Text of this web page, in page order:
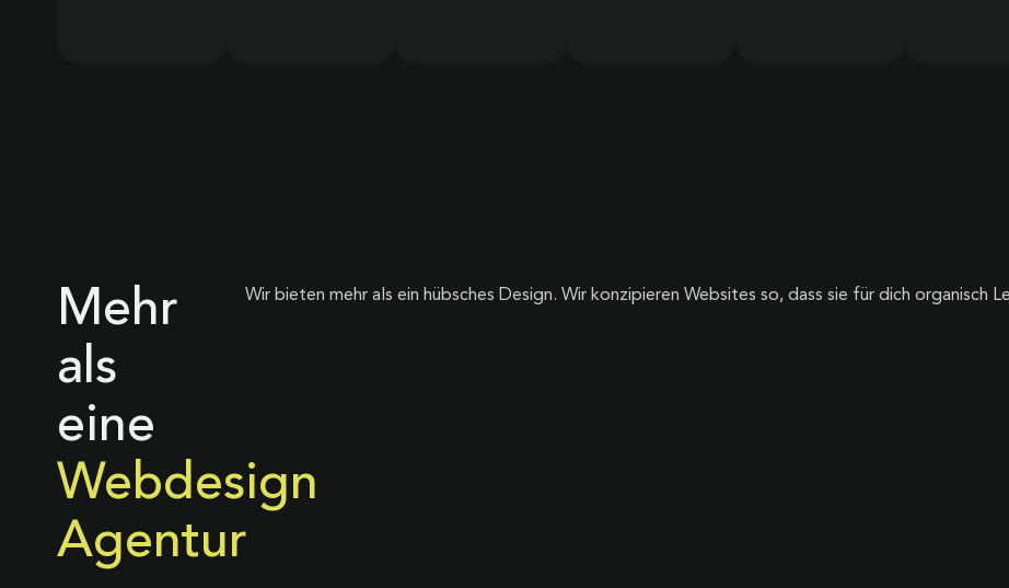
Mehr
als
eine
Webdesign
Agentur
Wir bieten mehr als ein hübsches Design. Wir konzipieren Websites so, dass sie für dich organisch